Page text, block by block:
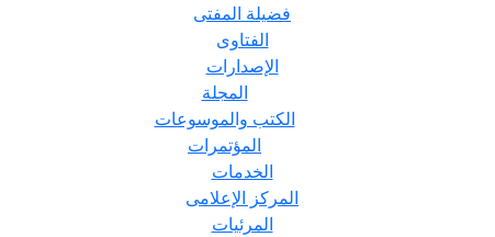
فضيلة المفتى
الفتاوى
الإصدارات
المجلة
الكتب والموسوعات
المؤتمرات
الخدمات
المركز الإعلامى
المرئيات